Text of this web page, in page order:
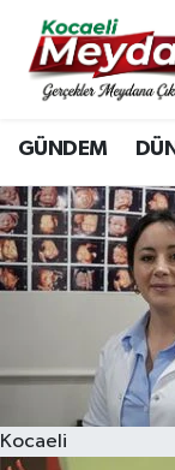
GÜNDEM
Kocaeli
Nöbetçi
Hava
Trafik
Süper Lig
Tüm
Son
Haber